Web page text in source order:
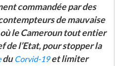
commandée par des
de mauvaise
le Cameroun tout entier
de l’Etat, pour stopper la
duCorvid-19et limiter